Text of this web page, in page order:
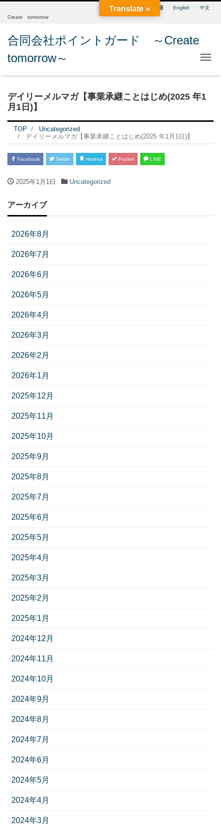
日本語 English
中文
Create tomorrow
合同会社ポイントガード ～Create
tomorrow～
デイリーメルマガ【事業承継ことはじめ(2025 年1
月1日)】
TOP
Uncategorized
デイリーメルマガ【事業承継ことはじめ(2025 年1月1日)】
Facebook Twitter Hatena Pocket LINE
2025年1月1日 Uncategorized
アーカイブ
2026年8月
2026年7月
2026年6月
2026年5月
2026年4月
2026年3月
2026年2月
2026年1月
2025年12月
2025年11月
2025年10月
2025年9月
2025年8月
2025年7月
2025年6月
2025年5月
2025年4月
2025年3月
2025年2月
2025年1月
2024年12月
2024年11月
2024年10月
2024年9月
2024年8月
2024年7月
2024年6月
2024年5月
2024年4月
2024年3月
Translate »